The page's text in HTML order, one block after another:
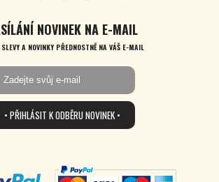
NOVINEK NA E-MAIL
A NOVINKY PŘEDNOSTNĚ NA VÁŠ E-MAIL
• PŘIHLÁSIT K ODBĚRU NOVINEK •